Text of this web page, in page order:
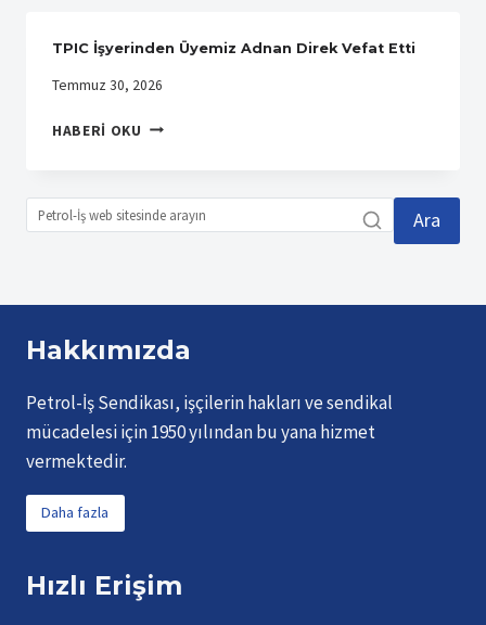
VEFAT
ETMIŞTIR
TPIC İşyerinden Üyemiz Adnan Direk Vefat Etti
Temmuz 30, 2026
HABERI OKU TPIC
DIREK
Ara
Hakkımızda
Petrol-İş Sendikası, işçilerin hakları ve sendikal
mücadelesi için 1950 yılından bu yana hizmet
vermektedir.
Daha fazla
Hızlı Erişim